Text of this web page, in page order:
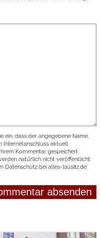
ein, dass der angegebene Name,
Internetanschluss aktuell
Kommentar gespeichert
natürlich nicht veröffentlicht
Datenschutz bei alles-lausitz.de